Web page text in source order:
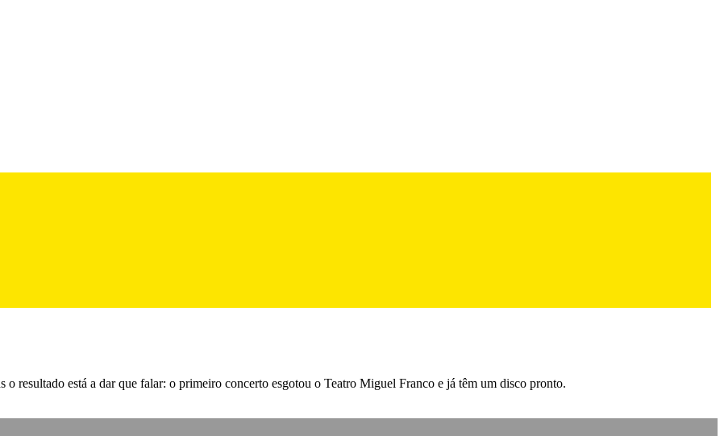
resultado está a dar que falar: o primeiro concerto esgotou o Teatro Miguel Franco e já têm um disco pronto.